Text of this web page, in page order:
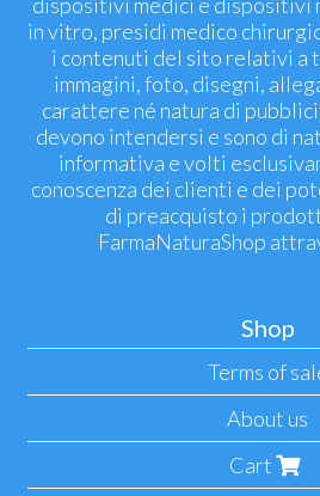
in vitro, presidi medico
i contenuti del sito relativi
immagini, foto, disegni,
carattere né natura di
devono intendersi e sono di
informativa e volti
conoscenza dei clienti e dei
di preacquisto i
FarmaNaturaShop
Shop
Terms of
About us
Cart